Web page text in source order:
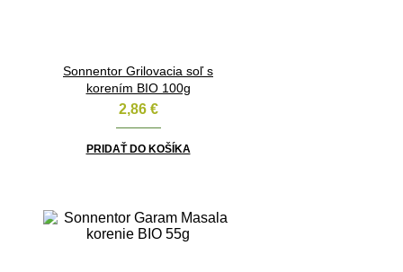
Sonnentor Grilovacia soľ s
korením BIO 100g
2,86 €
PRIDAŤ DO KOŠÍKA